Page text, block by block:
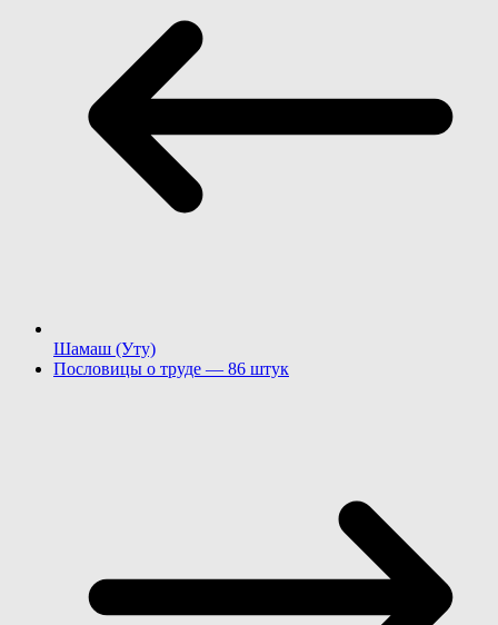
Шамаш (Уту)
Пословицы о труде — 86 штук